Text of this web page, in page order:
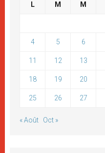
L M M
4 5 6
11 12 13
18 19 20
25 26 27
« Août Oct »